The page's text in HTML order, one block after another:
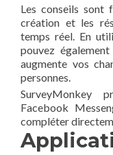
Les conseils sont
création et les
temps réel. En
pouvez
augmente vos
personnes.
SurveyMonkey
Facebook
compléter